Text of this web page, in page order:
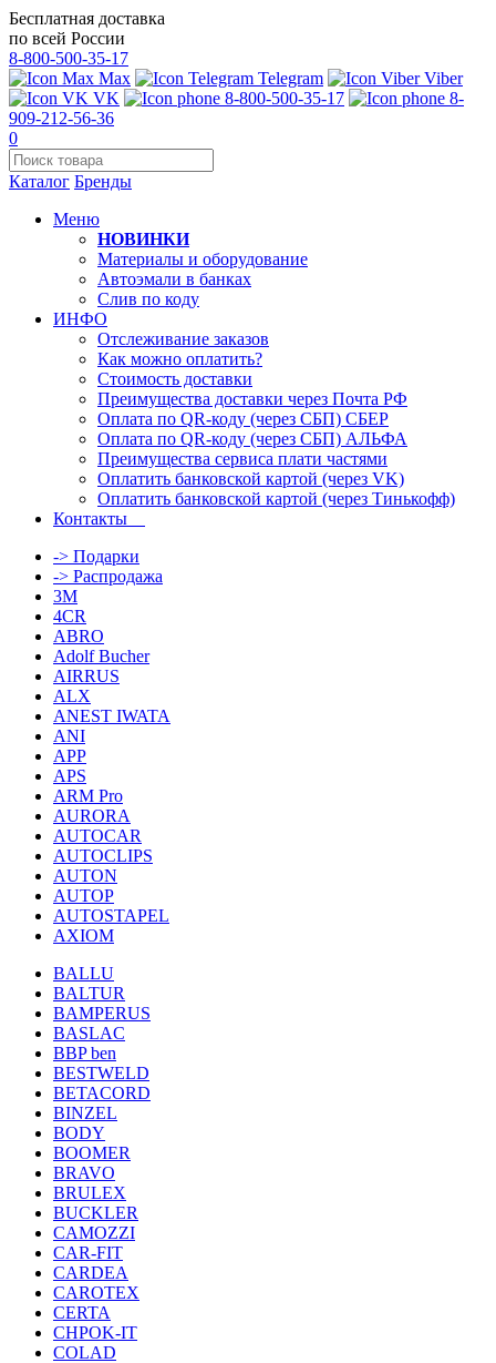
Бесплатная доставка
по всей России
8-800-500-35-17
Max
Telegram
Viber
VK
8-800-500-35-17
8-
909-212-56-36
0
Каталог Бренды
Меню
НОВИНКИ
Материалы и оборудование
Автоэмали в банках
Слив по коду
ИНФО
Отслеживание заказов
Как можно оплатить?
Стоимость доставки
Преимущества доставки через Почта РФ
Оплата по QR-коду (через СБП) СБЕР
Оплата по QR-коду (через СБП) АЛЬФА
Преимущества сервиса плати частями
Оплатить банковской картой (через VK)
Оплатить банковской картой (через Тинькофф)
Контакты
-> Подарки
-> Распродажа
3M
4CR
ABRO
Adolf Bucher
AIRRUS
ALX
ANEST IWATA
ANI
APP
APS
ARM Pro
AURORA
AUTOCAR
AUTOCLIPS
AUTON
AUTOP
AUTOSTAPEL
AXIOM
BALLU
BALTUR
BAMPERUS
BASLAC
BBP ben
BESTWELD
BETACORD
BINZEL
BODY
BOOMER
BRAVO
BRULEX
BUCKLER
CAMOZZI
CAR-FIT
CARDEA
CAROTEX
CERTA
CHPOK-IT
COLAD